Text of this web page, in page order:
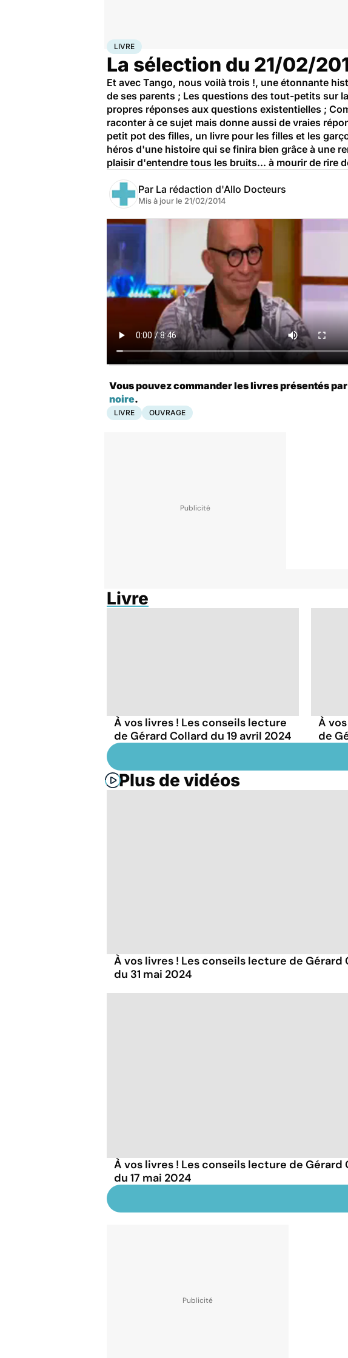
AccueilSanté
LIVRE
La sélection du 21/02/
Et avec Tango, nous voilà trois !, une étonnante
de ses parents ; Les questions des tout-petits sur
propres réponses aux questions existentielles ;
raconter à ce sujet mais donne aussi de vraies
petit pot des filles, un livre pour les filles et les
héros d'une histoire qui se finira bien grâce à une
plaisir d'entendre tous les bruits... à mourir de rire
Par La rédaction d'Allo Docteurs
Mis à jour le 21/02/2014
Vous pouvez commander les livres présentés
noire.
LIVRE OUVRAGE
Livre
À vos livres ! Les conseils lecture
de Gérard Collard du 19 avril 2024
À
de
Plus de vidéos
À vos livres ! Les conseils lecture de Gérard
du 31 mai 2024
À vos livres ! Les conseils lecture de Gérard
du 17 mai 2024